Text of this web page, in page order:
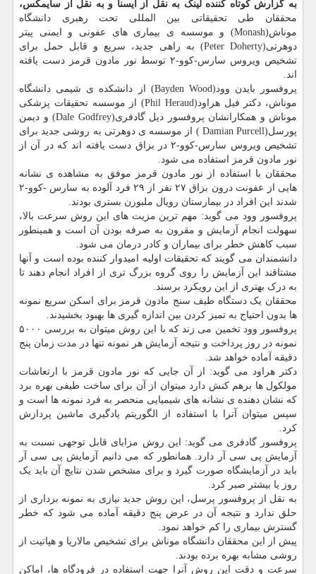
به گزارش کوتاه کننده لینک به نقل از ایسنا و به نقل از سایمکس،
محققان طی تحقیقاتی بین المللی تحت رهبری دانشگاه
موناش(Monash) و موسسه ی بیماری های عفونی و ایمنی پیتر
دوهرتی(Peter Doherty) به راهی جدید، سریع و قابل حمل برای
تشخیص ویروس سارس-کوو-۲ توسط نور مادون قرمز دست یافته
اند.
پروفسور بایدن وود(Bayden Wood) از دانشکده ی شیمی دانشگاه
موناش، دکتر فیل هراود(Phil Heraud) از موسسه تحقیقات پزشکی
موناش و همکارانشان پروفسور دیل گادفری(Dale Godfrey) و دیمن
پورسل(Damian Purcell ) از موسسه ی دوهرتی به روشی جدید برای
تشخیص ویروس سارس-کوو-۲ در بزاق دست یافته اند که در آن از
نور مادون قرمز استفاده می شود.
محققان با استفاده از نور مادون قرمز موفق به مشاهده ی نشانه
هایی از عفونت درون بزاق ۲۷ نفر از ۲۹ فرد آلوده به سارس -کوو-۲
شدند این افراد در بیمارستان رویال ملبورن بستری بودند.
پروفسور وود می گوید: مهم ترین مزیت های این روش سرعت بالا،
سهولت انجام آزمایش و مقرون به صرفه بودن آن است و همینطور
سبب کاهش خطر برای بیماران و کادر درمان می شود.
دانشمندان می گویند که تحقیقات اولیه امیدوار کننده بوده است و آنها
مشتاقند این آزمایش را روی گروه بزرگ تری از افراد انجام دهند تا
به درک بهتری از این رویکرد برسند.
محققان یک دستگاه طیف سنج مادون قرمز برای اسکن سریع نمونه
ها بدون احتیاج به تمیز کردن بین اندازه گیری ها بهبود بخشیدند.
پروفسور وود تخمین می زند که با این روش میتوان به بررسی ۵۰۰۰
نمونه در روز پرداخت و نتیجه آزمایش هر نمونه تنها در مدت زمان پنج
دقیقه آماده خواهد شد.
دکتر هراود می گوید: از آن جایی که نور مادون قرمز با ارتعاشات
مولکول ها برهم کنش دارد میتوان از آن برای ساخت طیفی بهره برد
که نشان دهنده ی نشانه های شیمیایی منحصر به فرد نمونه ها است و
سپس میتوان آنرا با استفاده از الگوریتم یادگیری ماشین پردازش
کرد.
پروفسور گادفری می گوید: این روش مزایای قابل توجهی نسبت به
آزمایش پی سی آر دارد. همانطور که می دانیم آزمایش پی سی آر
باید در آزمایشگاه صورت گیرد و برای مشخص شدن نتایچ آن باید یک
روز یا بیشتر صبر کرد.
به نقل از پروفسور پرسل، این روش جدید نیازی به نمونه برداری از
حلق ندارد و نتیجه آن در عرض پنج دقیقه آماده می شود که خطر
گسترش بیماری را کم خواهد نمود.
پیش از این محققان دانشگاه موناش برای تشخیص مالاریا و هپاتیت از
روشی مشابه بهره برده بودند.
سرعت و دقت این روش آنرا جهت استفاده در فرودگاه ها، اماکن